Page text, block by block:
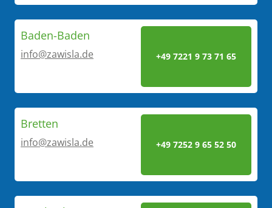
Baden-Baden
info@zawisla.de +49 7221 9 73 71 65
Bretten
info@zawisla.de +49 7252 9 65 52 50